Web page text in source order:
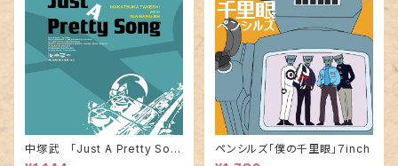
中塚武 「Just A Pretty Son
g 」「 Across The Universe」
ペンシルズ「僕の千里眼」７inch